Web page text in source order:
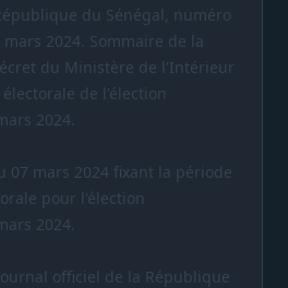
du Sénégal, numéro
2024. Sommaire de la
du Ministère de l'Intérieur
de l'élection
2024.
07 mars 2024 fixant la période
pour l'élection
2024.
officiel de la République